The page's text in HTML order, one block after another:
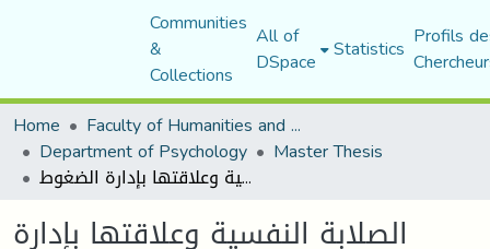
Communities
&
Collections
All of
DSpace Statistics Profils
Home
Faculty of Humanities and Social Sciences
Department of Psychology Master Thesis
الصلابة النفسية وعلاقتها بإدارة الضغوط
الصلابة النفسية وعلاقتها بإدارة